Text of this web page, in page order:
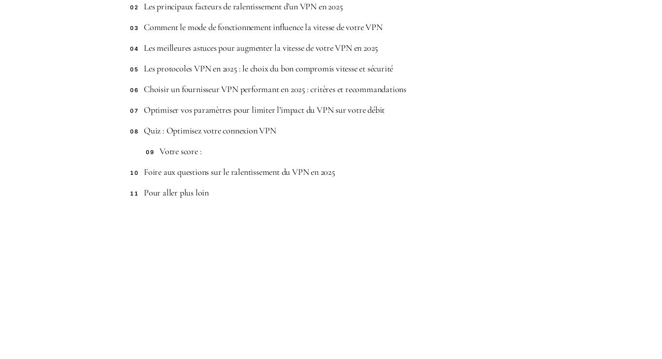
02 Les principaux facteurs de ralentissement d’un VPN en 2025
03 Comment le mode de fonctionnement influence la vitesse de votre VPN
04 Les meilleures astuces pour augmenter la vitesse de votre VPN en 2025
05 Les protocoles VPN en 2025 : le choix du bon compromis vitesse et sécurité
06 Choisir un fournisseur VPN performant en 2025 : critères et recommandations
07 Optimiser vos paramètres pour limiter l’impact du VPN sur votre débit
08 Quiz : Optimisez votre connexion VPN
09 Votre score :
10 Foire aux questions sur le ralentissement du VPN en 2025
11 Pour aller plus loin